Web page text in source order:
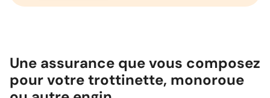
Une assurance que vous composez
pour votre trottinette, monoroue